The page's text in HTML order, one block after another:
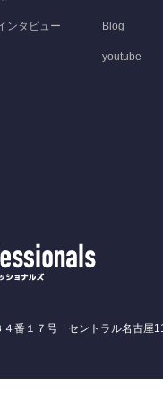
ンタビュー Blog
youtube
４番１７号 セントラル名古屋